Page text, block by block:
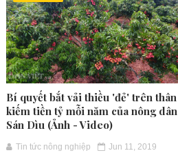
Bí quyết bắt vải thiều 'đẻ' trên thân
kiếm tiền tỷ mỗi năm của nông dân
Sán Dìu (Ảnh - Video)
Tin tức nông nghiệp Jun 11, 2019